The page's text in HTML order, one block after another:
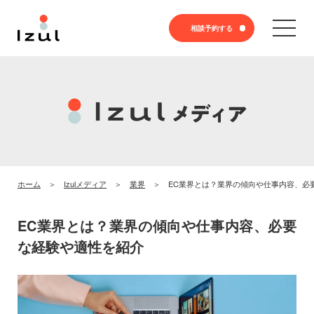
相談予約する
ホーム Izulメディア 業界 EC業界とは？業界の傾向や仕事内容、必
EC業界とは？業界の傾向や仕事内容、必要
な経験や適性を紹介